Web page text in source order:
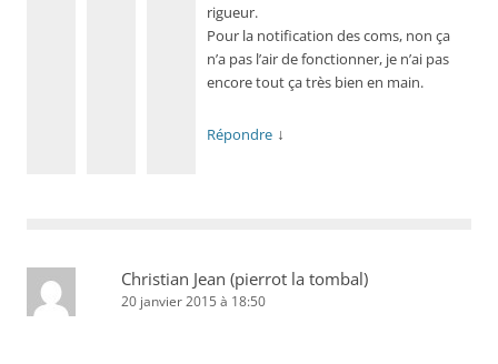
rigueur.
Pour la notification des coms, non ça
n’a pas l’air de fonctionner, je n’ai pas
encore tout ça très bien en main.
Répondre ↓
Christian Jean (pierrot la tombal)
20 janvier 2015 à 18:50